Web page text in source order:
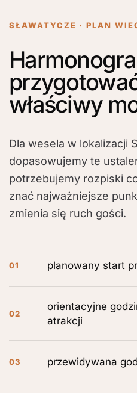
SŁAWATYCZE · PLAN
właściwy
Dla wesela w lokalizacji
dopasowujemy te
potrzebujemy rozpiski
znać najważniejsze
zmienia się ruch gości.
01 planowany start
02
orientacyjne
atrakcji
03 przewidywana